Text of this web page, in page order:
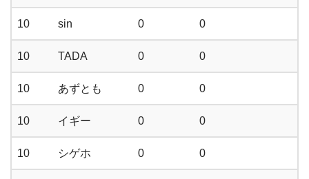
10 sin 0 0
10 TADA 0 0
10 あずとも 0 0
10 イギー 0 0
10 シゲホ 0 0